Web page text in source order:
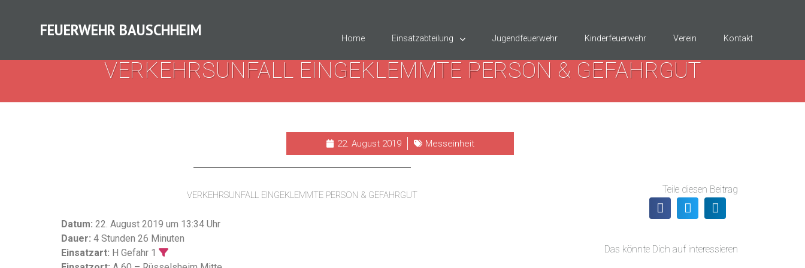
FEUERWEHR BAUSCHHEIM Home Einsatzabteilung Jugendfeuerwehr Kinderfeuerwehr Verein Kontakt
VERKEHRSUNFALL EINGEKLEMMTE PERSON & GEFAHRGUT
22. August 2019 Messeinheit
VERKEHRSUNFALL EINGEKLEMMTE PERSON & GEFAHRGUT
Datum: 22. August 2019 um 13:34 Uhr
Dauer: 4 Stunden 26 Minuten
Einsatzart: H Gefahr 1
Teile diesen Beitrag
Das könnte Dich auf interessieren